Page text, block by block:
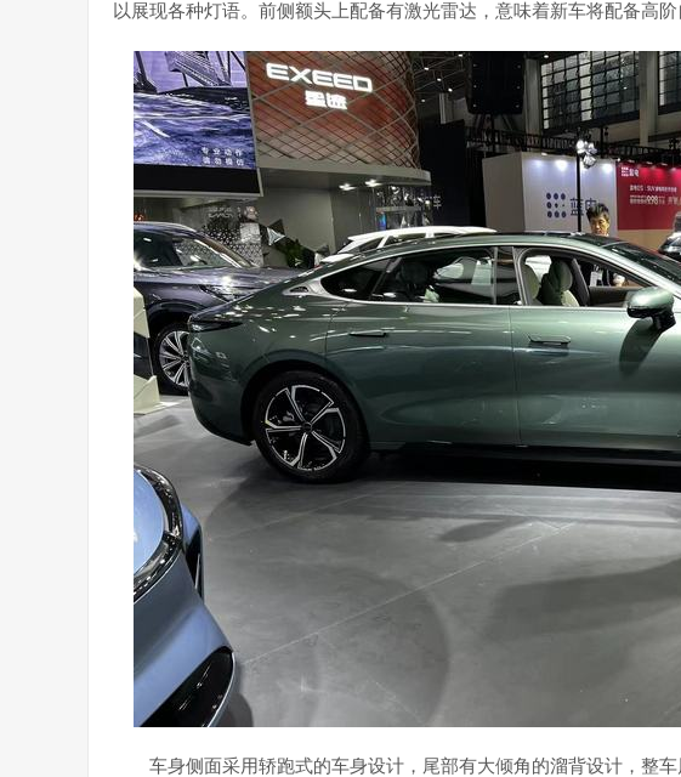
以展现各种灯语。前侧额头上配备有激光雷达，意味着新车将配备高阶
车身侧面采用轿跑式的车身设计，尾部有大倾角的溜背设计，整